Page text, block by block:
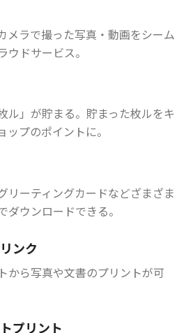
メラで撮った写真・動画をシーム
ウドサービス。
ル」が貯まる。貯まった枚ルをキ
プのポイントに。
リーティングカードなどざまざま
ウンロードできる。
ンク
から写真や文書のプリントが可
プリント